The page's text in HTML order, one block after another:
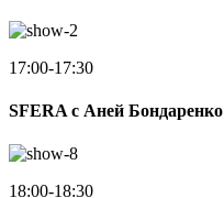
17:00-17:30
SFERA с Аней Бондаренко
18:00-18:30